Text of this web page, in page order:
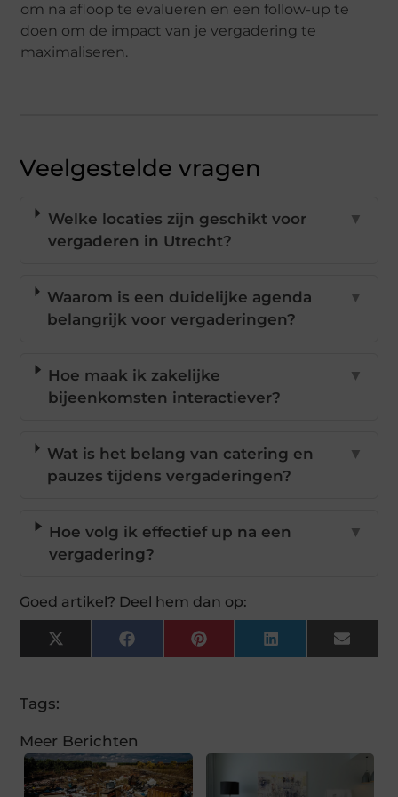
om na afloop te evalueren en een follow-up te
doen om de impact van je vergadering te
maximaliseren.
Veelgestelde vragen
Welke locaties zijn geschikt voor
vergaderen in Utrecht?
▼
Waarom is een duidelijke agenda
belangrijk voor vergaderingen?
▼
Hoe maak ik zakelijke
bijeenkomsten interactiever?
▼
Wat is het belang van catering en
pauzes tijdens vergaderingen?
▼
Hoe volg ik effectief up na een
vergadering?
▼
Goed artikel? Deel hem dan op:
X
(Twitter)
FacebookPinterestLinkedInEmail
Tags:
Meer Berichten